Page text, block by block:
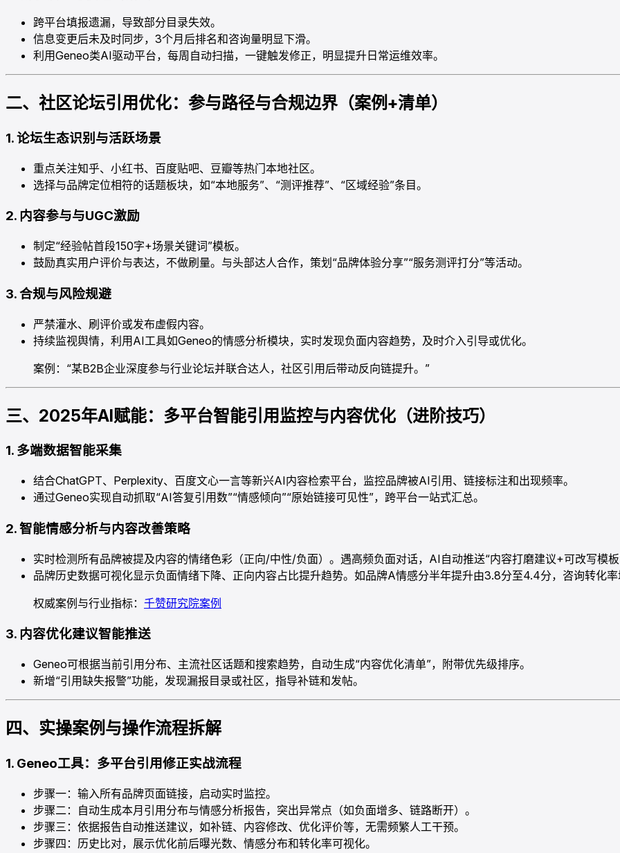
跨平台填报遗漏，导致部分目录失效。
信息变更后未及时同步，3个月后排名和咨询量明显下滑。
利用Geneo类AI驱动平台，每周自动扫描，一键触发修正，明显提升日常运维效率。
二、社区论坛引用优化：参与路径与合规边界（案例+清单）
1. 论坛生态识别与活跃场景
重点关注知乎、小红书、百度贴吧、豆瓣等热门本地社区。
选择与品牌定位相符的话题板块，如“本地服务”、“测评推荐”、“区域经验”条目。
2. 内容参与与UGC激励
制定“经验帖首段150字+场景关键词”模板。
鼓励真实用户评价与表达，不做刷量。与头部达人合作，策划“品牌体验分享”“服务测评打分”等活动。
3. 合规与风险规避
严禁灌水、刷评价或发布虚假内容。
持续监视舆情，利用AI工具如Geneo的情感分析模块，实时发现负面内容趋势，及时介入引导或优化。
案例：“某B2B企业深度参与行业论坛并联合达人，社区引用后带动反向链提升。”
三、2025年AI赋能：多平台智能引用监控与内容优化（进阶技巧）
1. 多端数据智能采集
结合ChatGPT、Perplexity、百度文心一言等新兴AI内容检索平台，监控品牌被AI引用、链接标注和出现频率。
通过Geneo实现自动抓取“AI答复引用数”“情感倾向”“原始链接可见性”，跨平台一站式汇总。
2. 智能情感分析与内容改善策略
实时检测所有品牌被提及内容的情绪色彩（正向/中性/负面）。遇高频负面对话，AI自动推送“内容打磨建议+可改写模板”
品牌历史数据可视化显示负面情绪下降、正向内容占比提升趋势。如品牌A情感分半年提升由3.8分至4.4分，咨询转化率
权威案例与行业指标： 千赞研究院案例
3. 内容优化建议智能推送
Geneo可根据当前引用分布、主流社区话题和搜索趋势，自动生成“内容优化清单”，附带优先级排序。
新增“引用缺失报警”功能，发现漏报目录或社区，指导补链和发帖。
四、实操案例与操作流程拆解
1. Geneo工具：多平台引用修正实战流程
步骤一：输入所有品牌页面链接，启动实时监控。
步骤二：自动生成本月引用分布与情感分析报告，突出异常点（如负面增多、链路断开）。
步骤三：依据报告自动推送建议，如补链、内容修改、优化评价等，无需频繁人工干预。
步骤四：历史比对，展示优化前后曝光数、情感分布和转化率可视化。